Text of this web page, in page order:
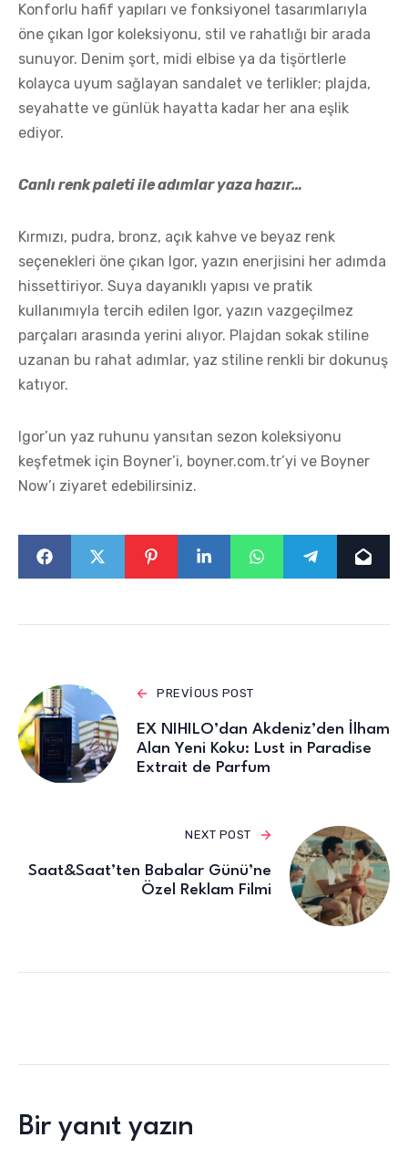
Konforlu hafif yapıları ve fonksiyonel tasarımlarıyla
öne çıkan Igor koleksiyonu, stil ve rahatlığı bir arada
sunuyor. Denim şort, midi elbise ya da tişörtlerle
kolayca uyum sağlayan sandalet ve terlikler; plajda,
seyahatte ve günlük hayatta kadar her ana eşlik
ediyor.
Canlı renk paleti ile adımlar yaza hazır…
Kırmızı, pudra, bronz, açık kahve ve beyaz renk
seçenekleri öne çıkan Igor, yazın enerjisini her adımda
hissettiriyor. Suya dayanıklı yapısı ve pratik
kullanımıyla tercih edilen Igor, yazın vazgeçilmez
parçaları arasında yerini alıyor. Plajdan sokak stiline
uzanan bu rahat adımlar, yaz stiline renkli bir dokunuş
katıyor.
Igor’un yaz ruhunu yansıtan sezon koleksiyonu
keşfetmek için Boyner’i, boyner.com.tr’yi ve Boyner
Now’ı ziyaret edebilirsiniz.
PREVIOUS POST
EX NIHILO’dan Akdeniz’den İlham
Alan Yeni Koku: Lust in Paradise
Extrait de Parfum
NEXT POST
Saat&Saat’ten Babalar Günü’ne
Özel Reklam Filmi
Bir yanıt yazın